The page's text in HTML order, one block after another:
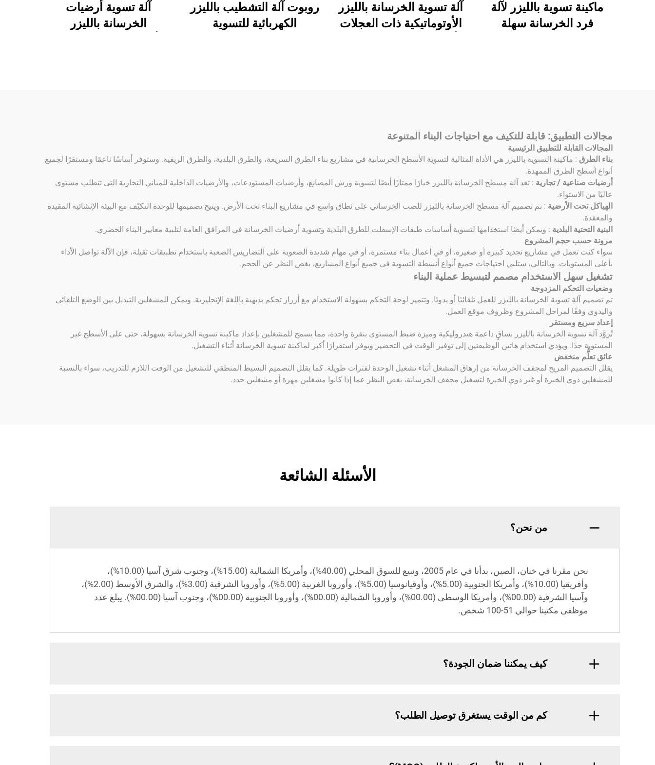
ماكينة تسوية بالليزر لآلة
فرد الخرسانة سهلة
آلة تسوية الخرسانة بالليزر
الأوتوماتيكية ذات العجلات
روبوت آلة التشطيب بالليزر
الكهربائية للتسوية
آلة تسوية أرضيات
الخرسانة بالليزر
مجالات التطبيق: قابلة للتكيف مع احتياجات البناء المتنوعة
المجالات القابلة للتطبيق الرئيسية
بناء الطرق : ماكينة التسوية بالليزر هي الأداة المثالية لتسوية الأسطح الخرسانية في مشاريع بناء الطرق السريعة، والطرق البلدية، والطرق الريفية. وستوفر أساسًا ناعمًا ومستقرًا لجميع
أنواع أسطح الطرق الممهدة.
أرضيات صناعية / تجارية : تعد آلة مسطح الخرسانة بالليزر خيارًا ممتازًا أيضًا لتسوية ورش المصانع، وأرضيات المستودعات، والأرضيات الداخلية للمباني التجارية التي تتطلب مستوى
عاليًا من الاستواء.
الهياكل تحت الأرضية : تم تصميم آلة مسطح الخرسانة بالليزر للصب الخرساني على نطاق واسع في مشاريع البناء تحت الأرض. ويتيح تصميمها للوحدة التكيّف مع البيئة الإنشائية المقيدة
والمعقدة.
البنية التحتية البلدية : ويمكن أيضًا استخدامها لتسوية أساسات طبقات الإسفلت للطرق البلدية وتسوية أرضيات الخرسانة في المرافق العامة لتلبية معايير البناء الحضري.
مرونة حسب حجم المشروع
سواء كنت تعمل في مشاريع تجديد كبيرة أو صغيرة، أو في أعمال بناء مستمرة، أو في مهام شديدة الصعوبة على التضاريس الصعبة باستخدام تطبيقات ثقيلة، فإن الآلة تواصل الأداء
بأعلى المستويات. وبالتالي، ستلبي احتياجات جميع أنواع أنشطة التسوية في جميع أنواع المشاريع، بغض النظر عن الحجم.
تشغيل سهل الاستخدام مصمم لتبسيط عملية البناء
وضعيات التحكم المزدوجة
تم تصميم آلة تسوية الخرسانة بالليزر للعمل تلقائيًا أو يدويًا. وتتميز لوحة التحكم بسهولة الاستخدام مع أزرار تحكم بديهية باللغة الإنجليزية. ويمكن للمشغلين التبديل بين الوضع التلقائي
واليدوي وفقًا لمراحل المشروع وظروف موقع العمل.
إعداد سريع ومستقر
تُزوَّد آلة تسوية الخرسانة بالليزر بساقٍ داعمة هيدروليكية وميزة ضبط المستوى بنقرة واحدة، مما يسمح للمشغلين بإعداد ماكينة تسوية الخرسانة بسهولة، حتى على الأسطح غير
المستوية جدًا. ويؤدي استخدام هاتين الوظيفتين إلى توفير الوقت في التحضير ويوفر استقرارًا أكبر لماكينة تسوية الخرسانة أثناء التشغيل.
عائق تعلُّم منخفض
يقلل التصميم المريح لمجفف الخرسانة من إرهاق المشغل أثناء تشغيل الوحدة لفترات طويلة. كما يقلل التصميم البسيط المنطقي للتشغيل من الوقت اللازم للتدريب، سواء بالنسبة
للمشغلين ذوي الخبرة أو غير ذوي الخبرة لتشغيل مجفف الخرسانة، بغض النظر عما إذا كانوا مشغلين مهرة أو مشغلين جدد.
الأسئلة الشائعة
من نحن؟
نحن مقرنا في خنان، الصين، بدأنا في عام 2005، ونبيع للسوق المحلي (40.00%)، وأمريكا الشمالية (15.00%)، وجنوب شرق آسيا (10.00%)،
وأفريقيا (10.00%)، وأمريكا الجنوبية (5.00%)، وأوقيانوسيا (5.00%)، وأوروبا الغربية (5.00%)، وأوروبا الشرقية (3.00%)، والشرق الأوسط (2.00%)،
وآسيا الشرقية (00.00%)، وأمريكا الوسطى (00.00%)، وأوروبا الشمالية (00.00%)، وأوروبا الجنوبية (00.00%)، وجنوب آسيا (00.00%). يبلغ عدد
موظفي مكتبنا حوالي 51-100 شخص.
كيف يمكننا ضمان الجودة؟
كم من الوقت يستغرق توصيل الطلب؟